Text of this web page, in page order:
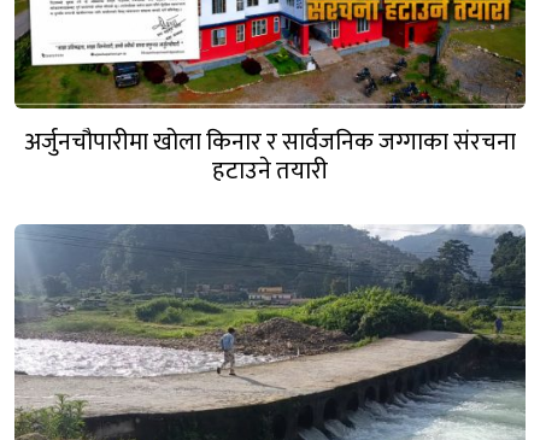
अर्जुनचौपारीमा खोला किनार र सार्वजनिक जग्गाका संरचना
हटाउने तयारी